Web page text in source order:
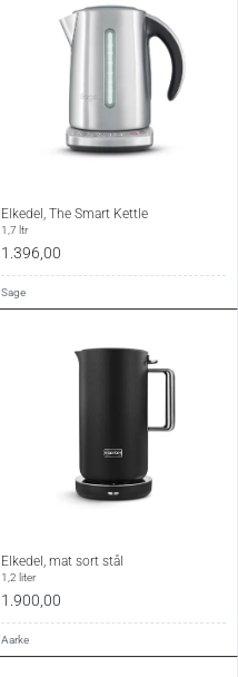
Elkedel, The Smart Kettle
1,7 ltr
1.396,00
Sage
Elkedel, mat sort stål
1,2 liter
1.900,00
Aarke